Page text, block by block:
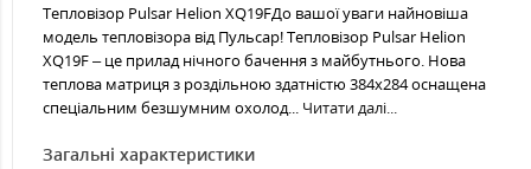
Тепловізор Pulsar Helion XQ19FДо вашої уваги найновіша
модель тепловізора від Пульсар! Тепловізор Pulsar Helion
XQ19F – це прилад нічного бачення з майбутнього. Нова
теплова матриця з роздільною здатністю 384х284 оснащена
спеціальним безшумним охолод... Читати далі...
Загальні характеристики